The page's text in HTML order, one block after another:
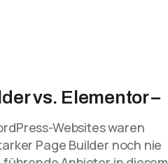
vs. Elementor –
Websites waren
Page Builder noch nie